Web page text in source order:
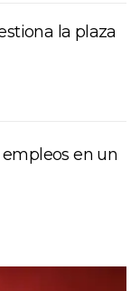
la plaza
empleos en un